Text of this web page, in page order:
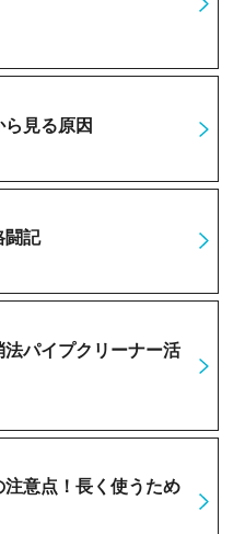
見る原因
闘記
パイプクリーナー活
意点！長く使うため